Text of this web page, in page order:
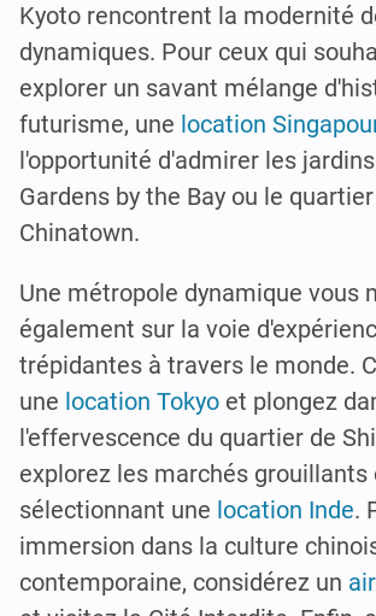
Kyoto rencontrent la modernité
dynamiques. Pour ceux qui
explorer un savant mélange
futurisme, une location
l'opportunité d'admirer les
Gardens by the Bay ou le
Chinatown.
Une métropole dynamique vous
également sur la voie
trépidantes à travers le monde.
une location Tokyo et plongez
l'effervescence du quartier de
explorez les marchés grouillants
sélectionnant une location Inde.
immersion dans la culture
contemporaine, considérez un